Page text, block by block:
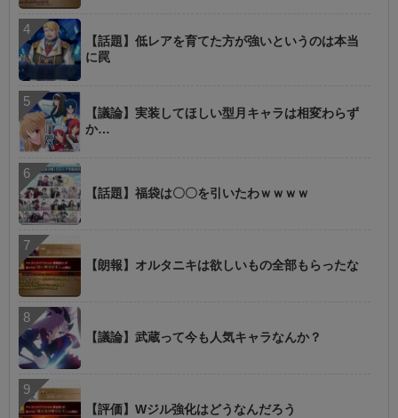
【話題】低レアを育てた方が強いというのは本当
に罠
【議論】実装してほしい型月キャラは相変わらず
か…
【話題】福袋は〇〇を引いたわｗｗｗｗ
【朗報】オルタニキは欲しいもの全部もらったな
【議論】武蔵って今も人気キャラなんか？
【評価】Wジル強化はどうなんだろう